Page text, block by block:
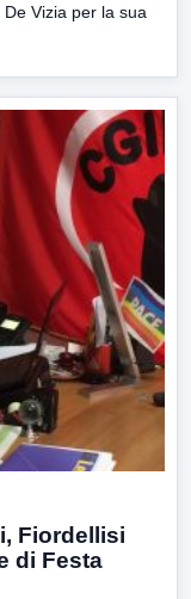
Vizia per la sua
Fiordellisi
di Festa